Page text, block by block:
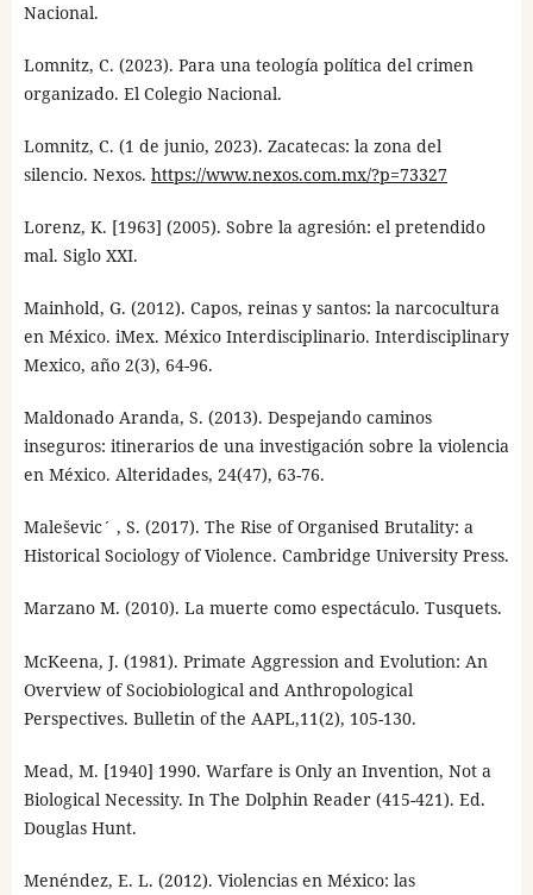
Nacional.
Lomnitz, C. (2023). Para una teología política del crimen
organizado. El Colegio Nacional.
Lomnitz, C. (1 de junio, 2023). Zacatecas: la zona del
silencio. Nexos. https://www.nexos.com.mx/?p=73327
Lorenz, K. [1963] (2005). Sobre la agresión: el pretendido
mal. Siglo XXI.
Mainhold, G. (2012). Capos, reinas y santos: la narcocultura
en México. iMex. México Interdisciplinario. Interdisciplinary
Mexico, año 2(3), 64-96.
Maldonado Aranda, S. (2013). Despejando caminos
inseguros: itinerarios de una investigación sobre la violencia
en México. Alteridades, 24(47), 63-76.
Maleševic´ , S. (2017). The Rise of Organised Brutality: a
Historical Sociology of Violence. Cambridge University Press.
Marzano M. (2010). La muerte como espectáculo. Tusquets.
McKeena, J. (1981). Primate Aggression and Evolution: An
Overview of Sociobiological and Anthropological
Perspectives. Bulletin of the AAPL,11(2), 105-130.
Mead, M. [1940] 1990. Warfare is Only an Invention, Not a
Biological Necessity. In The Dolphin Reader (415-421). Ed.
Douglas Hunt.
Menéndez, E. L. (2012). Violencias en México: las